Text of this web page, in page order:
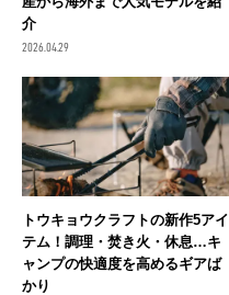
介
2026.04.29
トウキョウクラフトの新作5アイ
テム！調理・焚き火・休息…キ
ャンプの快適度を高めるギアば
かり